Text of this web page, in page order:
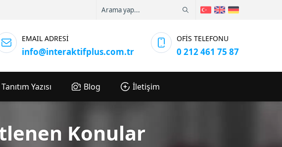
EMAIL ADRESİ
info@interaktifplus.com.tr
OFİS TELEFONU
0 212 461 75 87
Tanıtım Yazısı Blog İletişim
Konular